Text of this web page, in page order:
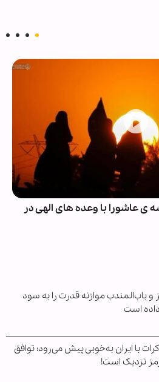
عاشورا با وعده های الهی در
و باب‌المندب موازنه قدرت را به سود
است
با ایران به‌خوبی پیش می‌رود؛ توافق
نزدیک است!